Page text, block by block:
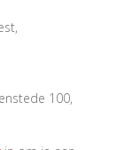
100,